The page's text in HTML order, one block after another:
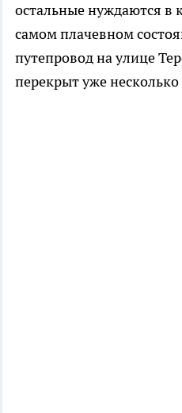
остальные нуждаются в
самом плачевном
путепровод на улице
перекрыт уже несколько